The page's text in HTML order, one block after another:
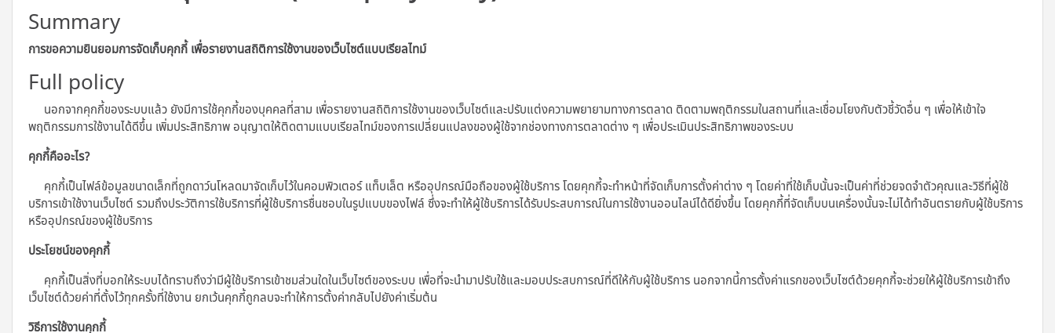
Summary
การขอความยินยอมการจัดเก็บคุกกี้ เพื่อรายงานสถิติการใช้งานของเว็บไซต์แบบเรียลไทม์
Full policy
นอกจากคุกกี้ของระบบแล้ว ยังมีการใช้คุกกี้ของบุคคลที่สาม เพื่อรายงานสถิติการใช้งานของเว็บไซต์และปรับแต่งความพยายามทางการตลาด ติดตามพฤติกรรมในสถานที่และเชื่อมโยงกับตัวชี้วัดอื่น ๆ เพื่อให้เข้าใจ
พฤติกรรมการใช้งานได้ดีขึ้น เพิ่มประสิทธิภาพ อนุญาตให้ติดตามแบบเรียลไทม์ของการเปลี่ยนแปลงของผู้ใช้จากช่องทางการตลาดต่าง ๆ เพื่อประเมินประสิทธิภาพของระบบ
คุกกี้คืออะไร?
คุกกี้เป็นไฟล์ข้อมูลขนาดเล็กที่ถูกดาว์นโหลดมาจัดเก็บไว้ในคอมพิวเตอร์ แท็บเล็ต หรืออุปกรณ์มือถือของผู้ใช้บริการ โดยคุกกี้จะทำหน้าที่จัดเก็บการตั้งค่าต่าง ๆ โดยค่าที่ใช้เก็บนั้นจะเป็นค่าที่ช่วยจดจำตัวคุณและวิธีที่ผู้ใช้
บริการเข้าใช้งานเว็บไซต์ รวมถึงประวัติการใช้บริการที่ผู้ใช้บริการชื่นชอบในรูปแบบของไฟล์ ซึ่งจะทำให้ผู้ใช้บริการได้รับประสบการณ์ในการใช้งานออนไลน์ได้ดียิ่งขึ้น โดยคุกกี้ที่จัดเก็บบนเครื่องนั้นจะไม่ได้ทำอันตรายกับผู้ใช้บริการ
หรืออุปกรณ์ของผู้ใช้บริการ
ประโยชน์ของคุกกี้
คุกกี้เป็นสิ่งที่บอกให้ระบบได้ทราบถึงว่ามีผู้ใช้บริการเข้าชมส่วนใดในเว็บไซต์ของระบบ เพื่อที่จะนำมาปรับใช้และมอบประสบการณ์ที่ดีให้กับผู้ใช้บริการ นอกจากนี้การตั้งค่าแรกของเว็บไซต์ด้วยคุกกี้จะช่วยให้ผู้ใช้บริการเข้าถึง
เว็บไซต์ด้วยค่าที่ตั้งไว้ทุกครั้งที่ใช้งาน ยกเว้นคุกกี้ถูกลบจะทำให้การตั้งค่ากลับไปยังค่าเริ่มต้น
วิธีการใช้งานคุกกี้